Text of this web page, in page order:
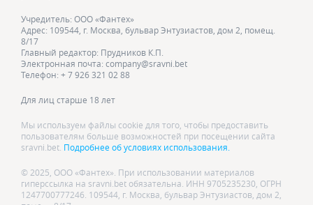
Учредитель: ООО «Фантех»
Адрес: 109544, г. Москва, бульвар Энтузиастов, дом 2, помещ.
8/17
Главный редактор: Прудников К.П.
Электронная почта: company@sravni.bet
Телефон: + 7 926 321 02 88
Для лиц старше 18 лет
Мы используем файлы cookie для того, чтобы предоставить
пользователям больше возможностей при посещении сайта
sravni.bet. Подробнее об условиях использования.
© 2025, ООО «Фантех». При использовании материалов
гиперссылка на sravni.bet обязательна. ИНН 9705235230, ОГРН
1247700777246. 109544, г. Москва, бульвар Энтузиастов, дом 2,